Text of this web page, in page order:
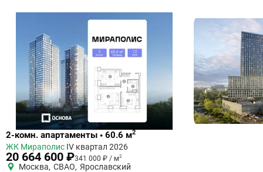
Ссылка
квартиру
2-комн. апартаменты • 60.6 м2
ЖК Мираполис IV квартал 2026
20 664 600 ₽341 000 ₽ / м2
Москва, СВАО, Ярославский